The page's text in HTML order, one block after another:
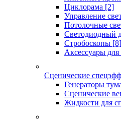
Циклорама [2]
Управление
Потолочные
Светодиодный
Стробоскопы [8]
Аксессуары для
Сценические
Генераторы
Сценические
Жидкости для